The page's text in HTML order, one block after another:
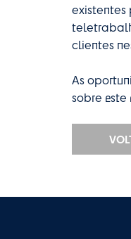
existentes
clientes
As
sobre